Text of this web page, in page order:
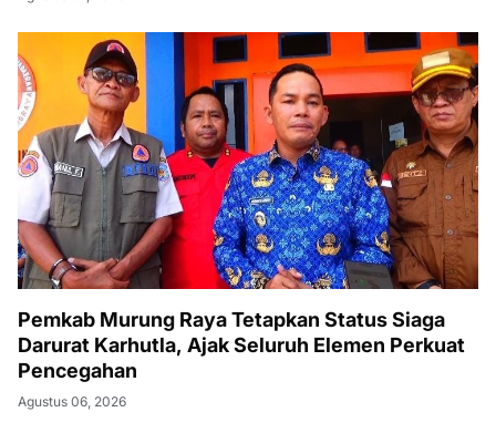
Pemkab Murung Raya Tetapkan Status Siaga
Darurat Karhutla, Ajak Seluruh Elemen Perkuat
Pencegahan
Agustus 06, 2026